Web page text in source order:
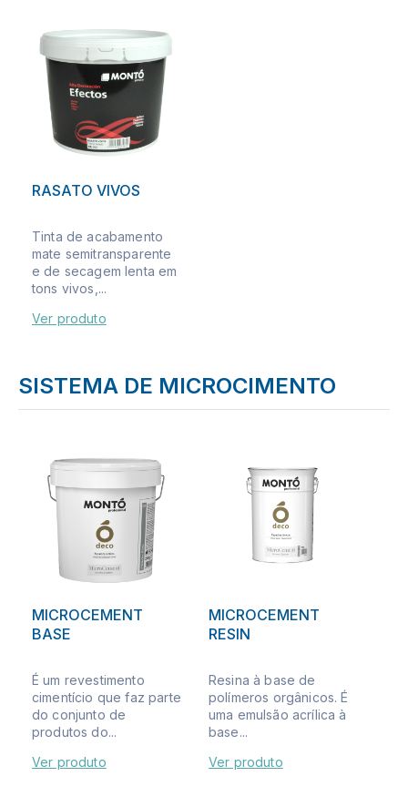
RASATO VIVOS
Tinta de acabamento
mate semitransparente
e de secagem lenta em
tons vivos,...
Ver produto
SISTEMA DE MICROCIMENTO
MICROCEMENT
BASE
É um revestimento
cimentício que faz parte
do conjunto de
produtos do...
Ver produto
MICROCEMENT
RESIN
Resina à base de
polímeros orgânicos. É
uma emulsão acrílica à
base...
Ver produto